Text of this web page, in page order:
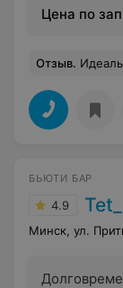
Цена по
Отзыв.
БЬЮТИ БАР
4.9
Минск, ул.